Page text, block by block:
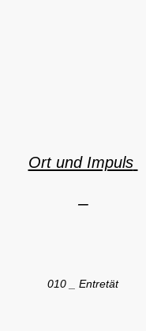
Ort und Impuls
–
010 _ Entretät